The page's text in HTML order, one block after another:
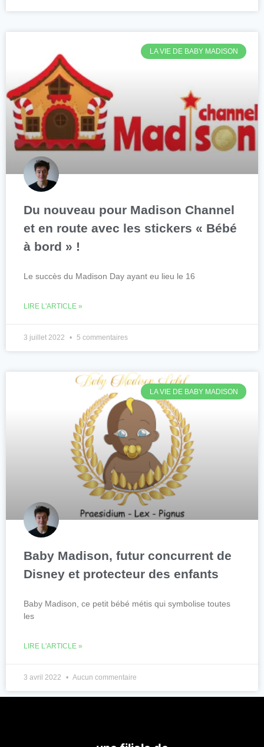
LA VIE DE BABY MADISON
Du nouveau pour Madison Channel
et en route avec les stickers « Bébé
à bord » !
Le succès du Madison Day ayant eu lieu le 16
LIRE L'ARTICLE »
3 juillet 2022 5 commentaires
LA VIE DE BABY MADISON
Baby Madison, futur concurrent de
Disney et protecteur des enfants
Baby Madison, ce petit bébé métis qui symbolise toutes
les
LIRE L'ARTICLE »
3 avril 2022 Aucun commentaire